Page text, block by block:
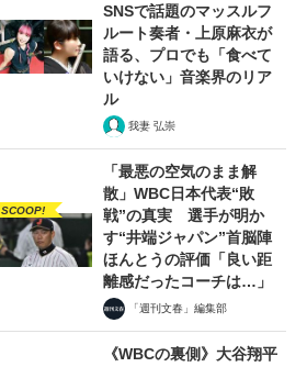
SNSで話題のマッスルフ
ルート奏者・上原麻衣が
語る、プロでも「食べて
いけない」音楽界のリア
ル
我妻 弘崇
SCOOP!
「最悪の空気のまま解
散」WBC日本代表“敗
戦”の真実 選手が明か
す“井端ジャパン”首脳陣
ほんとうの評価「良い距
離感だったコーチは…」
「週刊文春」編集部
《WBCの裏側》大谷翔平